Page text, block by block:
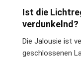
Ist die
verdunkelnd?
Die Jalousie ist
geschlossenen